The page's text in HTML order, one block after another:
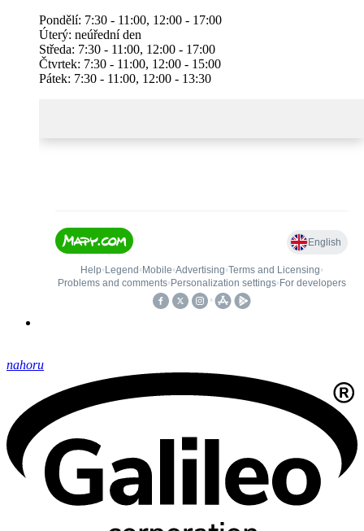
Pondělí: 7:30 - 11:00, 12:00 - 17:00
Úterý: neúřední den
Středa: 7:30 - 11:00, 12:00 - 17:00
Čtvrtek: 7:30 - 11:00, 12:00 - 15:00
Pátek: 7:30 - 11:00, 12:00 - 13:30
nahoru